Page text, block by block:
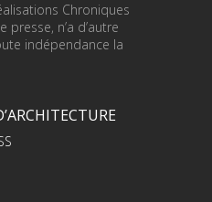
Chroniques
presse, n’a d’autre
indépendance la